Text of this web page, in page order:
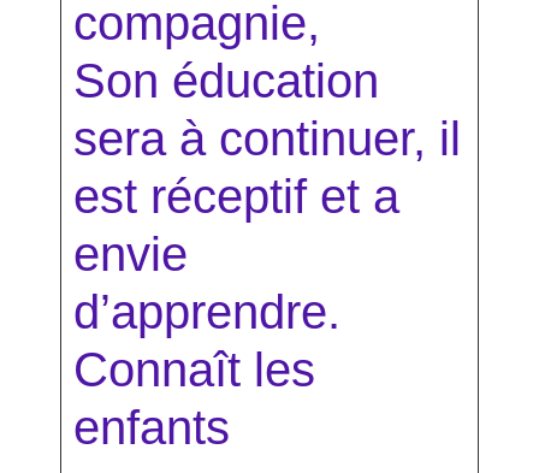
compagnie,
Son éducation
sera à continuer, il
est réceptif et a
envie
d’apprendre.
Connaît les
enfants